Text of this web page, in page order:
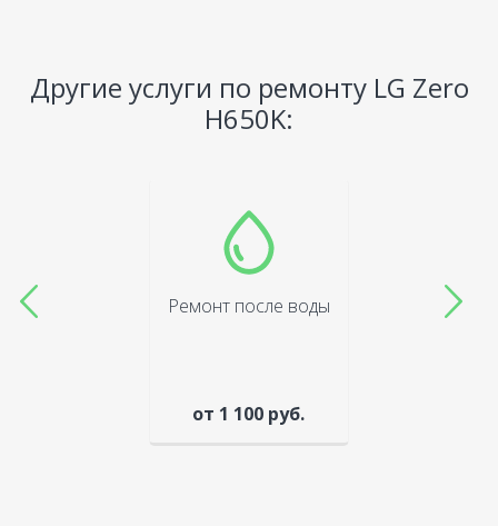
Другие услуги по ремонту LG Zero
H650K:
Ремонт после воды
от 1 100 руб.